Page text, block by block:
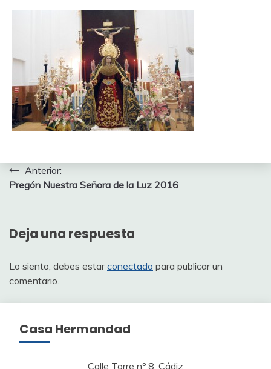
Navegación
de
Anterior:
Pregón Nuestra Señora de la Luz 2016
Deja una respuesta
Lo siento, debes estarconectado para publicar un
comentario.
Casa Hermandad
Calle Torre nº 8. Cádiz